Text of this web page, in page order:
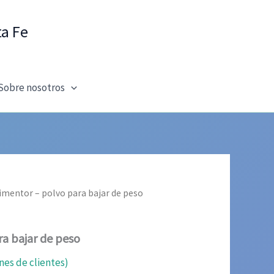
Fe
nosotros
– polvo para bajar de peso
bajar de peso
de clientes)